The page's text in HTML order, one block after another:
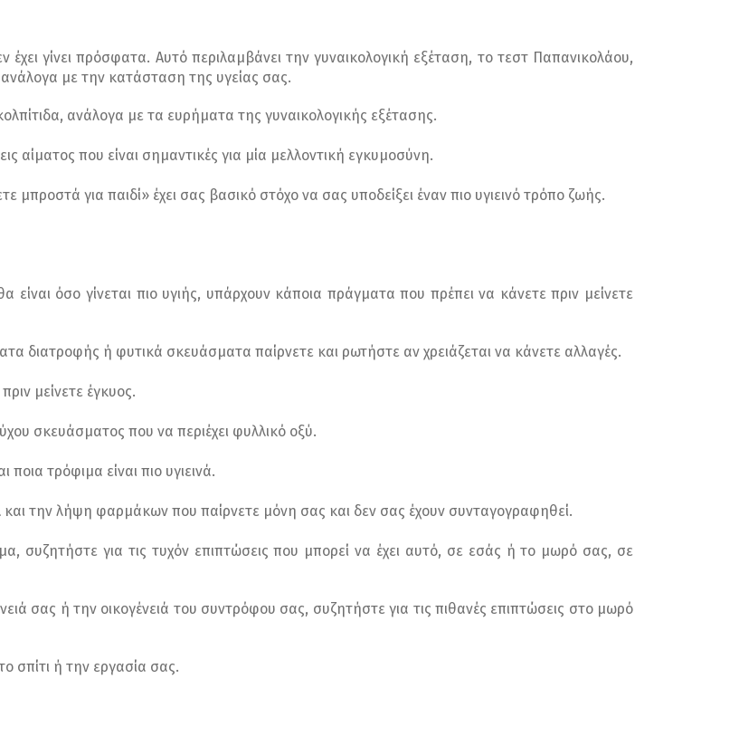
γίνει πρόσφατα. Αυτό περιλαμβάνει την γυναικολογική εξέταση, το τεστ Παπανικολάου,
ανάλογα με την κατάσταση της υγείας σας.
ανάλογα με τα ευρήματα της γυναικολογικής εξέτασης.
αίματος που είναι σημαντικές για μία μελλοντική εγκυμοσύνη.
για παιδί» έχει σας βασικό στόχο να σας υποδείξει έναν πιο υγιεινό τρόπο ζωής.
είναι όσο γίνεται πιο υγιής, υπάρχουν κάποια πράγματα που πρέπει να κάνετε πριν μείνετε
διατροφής ή φυτικά σκευάσματα παίρνετε και ρωτήστε αν χρειάζεται να κάνετε αλλαγές.
μείνετε έγκυος.
σκευάσματος που να περιέχει φυλλικό οξύ.
τρόφιμα είναι πιο υγιεινά.
την λήψη φαρμάκων που παίρνετε μόνη σας και δεν σας έχουν συνταγογραφηθεί.
συζητήστε για τις τυχόν επιπτώσεις που μπορεί να έχει αυτό, σε εσάς ή το μωρό σας, σε
σας ή την οικογένειά του συντρόφου σας, συζητήστε για τις πιθανές επιπτώσεις στο μωρό
σπίτι ή την εργασία σας.